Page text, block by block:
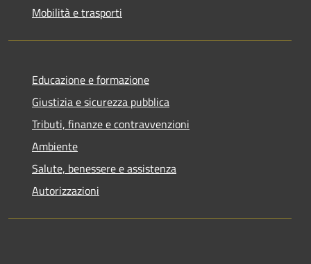
Mobilità e trasporti
Educazione e formazione
Giustizia e sicurezza pubblica
Tributi, finanze e contravvenzioni
Ambiente
Salute, benessere e assistenza
Autorizzazioni